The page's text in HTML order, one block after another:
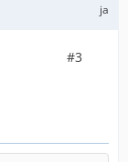
ja
#3